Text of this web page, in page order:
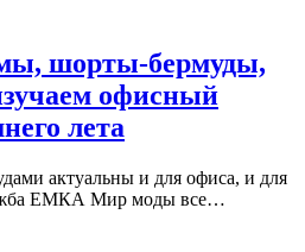
шорты-бермуды,
офисный
лета
актуальны и для офиса, и для
ЕМКА Мир моды все…